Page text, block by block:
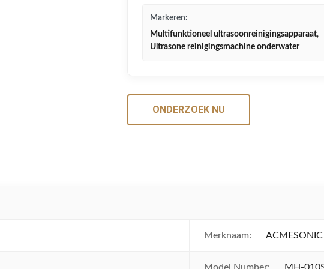
Markeren:
Multifunktioneel ultrasoonreinigingsapparaat,
Ultrasone reinigingsmachine onderwater
ONDERZOEK NU
Merknaam: ACMESONIC